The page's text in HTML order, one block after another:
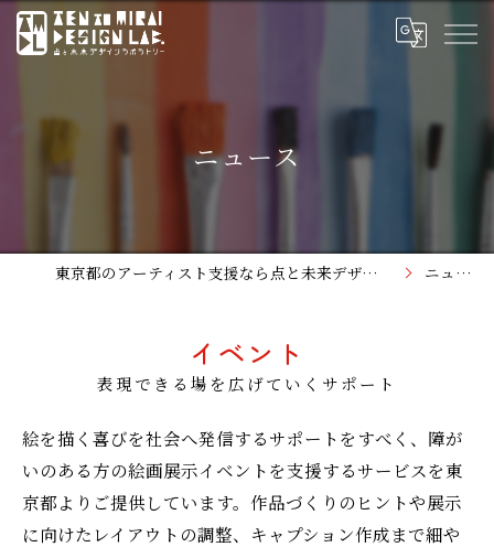
ニュース
東京都のアーティスト支援なら点と未来デザインラボラトリー ニュース
イベント
表現できる場を広げていくサポート
絵を描く喜びを社会へ発信するサポートをすべく、障が
いのある方の絵画展示イベントを支援するサービスを東
京都よりご提供しています。作品づくりのヒントや展示
に向けたレイアウトの調整、キャプション作成まで細や